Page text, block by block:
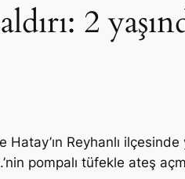
2
Hatay’ın Reyhanlı
pompalı tüfekle ateş